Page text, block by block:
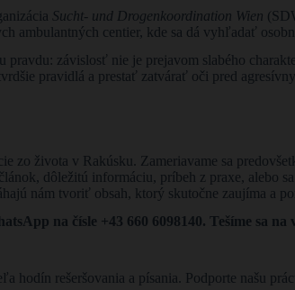
Sucht- und Drogenkoordination Wien
ambulantných centier, kde sa dá vyhľadať
závislosť nie je prejavom slabého
pravidlá a prestať zatvárať oči pred
zo života v Rakúsku. Zameriavame sa
dôležitú informáciu, príbeh z praxe, alebo
nám tvoriť obsah, ktorý skutočne zaujíma a
na čísle +43 660 6098140. Tešíme sa na
hodín rešeršovania a písania. Podporte našu